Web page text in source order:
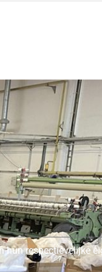
hun respectievelijke